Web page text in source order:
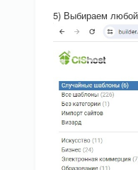
5) Выбираем